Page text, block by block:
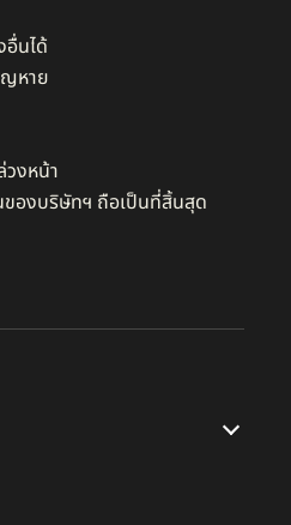
นได้​
หาย
งหน้า​
ของบริษัทฯ ถือเป็นที่สิ้นสุด​